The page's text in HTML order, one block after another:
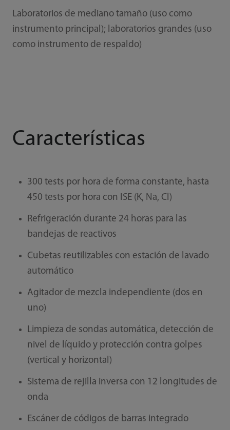
Laboratorios de mediano tamaño (uso como
instrumento principal); laboratorios grandes (uso
como instrumento de respaldo)
Características
300 tests por hora de forma constante, hasta
450 tests por hora con ISE (K, Na, Cl)
Refrigeración durante 24 horas para las
bandejas de reactivos
Cubetas reutilizables con estación de lavado
automático
Agitador de mezcla independiente (dos en
uno)
Limpieza de sondas automática, detección de
nivel de líquido y protección contra golpes
(vertical y horizontal)
Sistema de rejilla inversa con 12 longitudes de
onda
Escáner de códigos de barras integrado